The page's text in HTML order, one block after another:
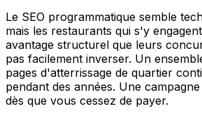
Le SEO programmatique semble
mais les restaurants qui s'y
avantage structurel que leurs
pas facilement inverser. Un
pages d'atterrissage de quartier
pendant des années. Une
dès que vous cessez de payer.